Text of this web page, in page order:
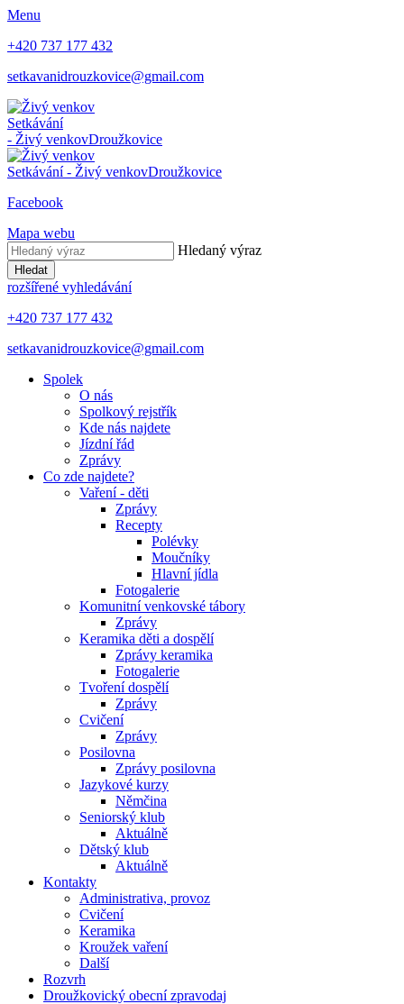
Menu
+420 737 177 432
setkavanidrouzkovice@gmail.com
Setkávání
- Živý venkovDroužkovice
Setkávání - Živý venkovDroužkovice
Facebook
Mapa webu
Hledaný výraz
Hledat
rozšířené vyhledávání
+420 737 177 432
setkavanidrouzkovice@gmail.com
Spolek
O nás
Spolkový rejstřík
Kde nás najdete
Jízdní řád
Zprávy
Co zde najdete?
Vaření - děti
Zprávy
Recepty
Polévky
Moučníky
Hlavní jídla
Fotogalerie
Komunitní venkovské tábory
Zprávy
Keramika děti a dospělí
Zprávy keramika
Fotogalerie
Tvoření dospělí
Zprávy
Cvičení
Zprávy
Posilovna
Zprávy posilovna
Jazykové kurzy
Němčina
Seniorský klub
Aktuálně
Dětský klub
Aktuálně
Kontakty
Administrativa, provoz
Cvičení
Keramika
Kroužek vaření
Další
Rozvrh
Droužkovický obecní zpravodaj